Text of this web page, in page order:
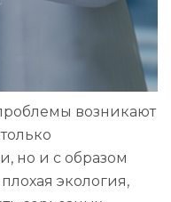
возникают
но и с образом
экология,